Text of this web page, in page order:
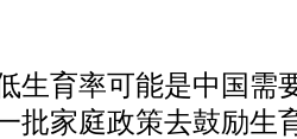
育率可能是中国需
批家庭政策去鼓励生